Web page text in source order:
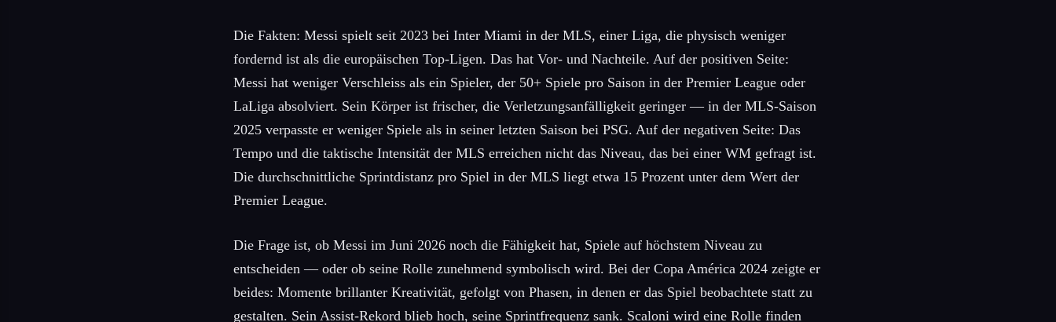
Die Fakten: Messi spielt seit 2023 bei Inter Miami in der MLS, einer Liga, die physisch weniger
fordernd ist als die europäischen Top-Ligen. Das hat Vor- und Nachteile. Auf der positiven Seite:
Messi hat weniger Verschleiss als ein Spieler, der 50+ Spiele pro Saison in der Premier League oder
LaLiga absolviert. Sein Körper ist frischer, die Verletzungsanfälligkeit geringer — in der MLS-Saison
2025 verpasste er weniger Spiele als in seiner letzten Saison bei PSG. Auf der negativen Seite: Das
Tempo und die taktische Intensität der MLS erreichen nicht das Niveau, das bei einer WM gefragt ist.
Die durchschnittliche Sprintdistanz pro Spiel in der MLS liegt etwa 15 Prozent unter dem Wert der
Premier League.
Die Frage ist, ob Messi im Juni 2026 noch die Fähigkeit hat, Spiele auf höchstem Niveau zu
entscheiden — oder ob seine Rolle zunehmend symbolisch wird. Bei der Copa América 2024 zeigte er
beides: Momente brillanter Kreativität, gefolgt von Phasen, in denen er das Spiel beobachtete statt zu
gestalten. Sein Assist-Rekord blieb hoch, seine Sprintfrequenz sank. Scaloni wird eine Rolle finden